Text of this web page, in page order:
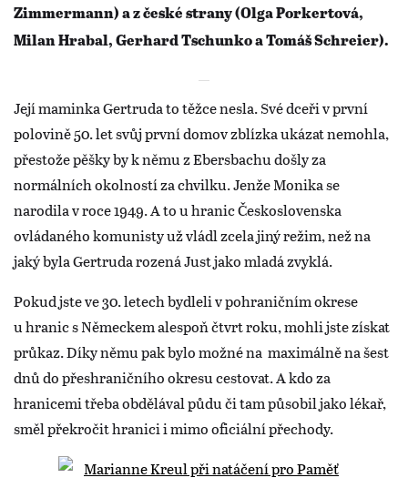
Zimmermann) a z české strany (Olga Porkertová,
Milan Hrabal, Gerhard Tschunko a Tomáš Schreier).
Její maminka Gertruda to těžce nesla. Své dceři v první
polovině 50. let svůj první domov zblízka ukázat nemohla,
přestože pěšky by k němu z Ebersbachu došly za
normálních okolností za chvilku. Jenže Monika se
narodila v roce 1949. A to u hranic Československa
ovládaného komunisty už vládl zcela jiný režim, než na
jaký byla Gertruda rozená Just jako mladá zvyklá.
Pokud jste ve 30. letech bydleli v pohraničním okrese
u hranic s Německem alespoň čtvrt roku, mohli jste získat
průkaz. Díky němu pak bylo možné na maximálně na šest
dnů do přeshraničního okresu cestovat. A kdo za
hranicemi třeba obdělával půdu či tam působil jako lékař,
směl překročit hranici i mimo oficiální přechody.